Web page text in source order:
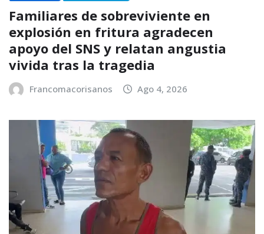
Familiares de sobreviviente en
explosión en fritura agradecen
apoyo del SNS y relatan angustia
vivida tras la tragedia
Francomacorisanos Ago 4, 2026